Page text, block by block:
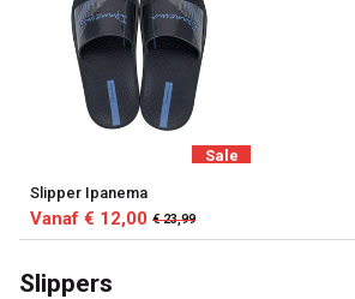
Sale
Slipper Ipanema
Vanaf € 12,00 € 23,99
Slippers